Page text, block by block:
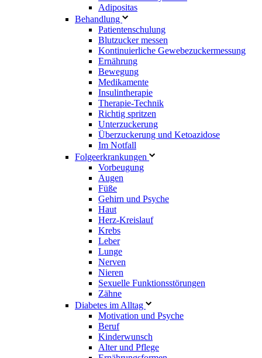
Adipositas
Behandlung
Patientenschulung
Blutzucker messen
Kontinuierliche Gewebezuckermessung
Ernährung
Bewegung
Medikamente
Insulintherapie
Therapie-Technik
Richtig spritzen
Unterzuckerung
Überzuckerung und Ketoazidose
Im Notfall
Folgeerkrankungen
Vorbeugung
Augen
Füße
Gehirn und Psyche
Haut
Herz-Kreislauf
Krebs
Leber
Lunge
Nerven
Nieren
Sexuelle Funktionsstörungen
Zähne
Diabetes im Alltag
Motivation und Psyche
Beruf
Kinderwunsch
Alter und Pflege